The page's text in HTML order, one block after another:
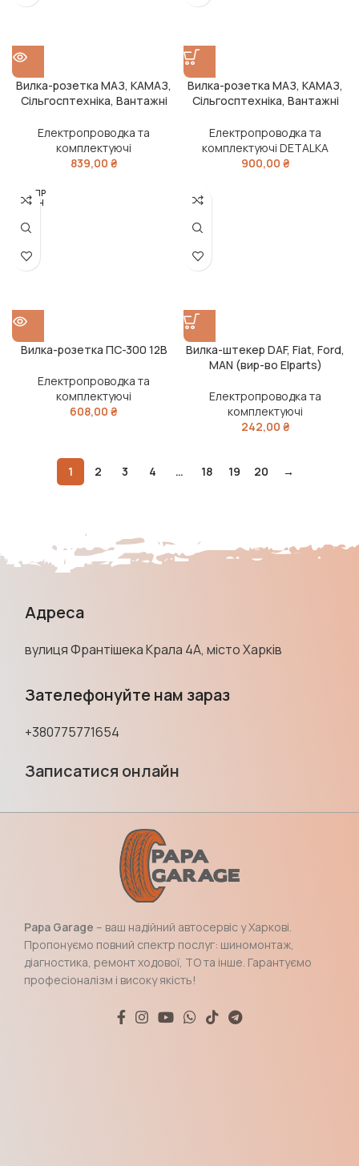
Вилка-розетка МАЗ, КАМАЗ,
Сільгосптехніка, Вантажні
(DETALKA)
Електропроводка та
комплектуючі
839,00 ₴
Вилка-розетка МАЗ, КАМАЗ,
Сільгосптехніка, Вантажні
(DETALKA)
Електропроводка та
комплектуючі DETALKA
900,00 ₴
РОЗПР
ОДАН
Вилка-розетка ПС-300 12В
Електропроводка та
комплектуючі
608,00 ₴
Вилка-штекер DAF, Fiat, Ford,
MAN (вир-во Elparts)
Електропроводка та
комплектуючі
242,00 ₴
1 2 3 4 … 18 19 20 →
Адреса
вулиця Франтішека Крала 4А, місто Харків
Зателефонуйте нам зараз
+380775771654
Записатися онлайн
Papa Garage – ваш надійний автосервіс у Харкові.
Пропонуємо повний спектр послуг: шиномонтаж,
діагностика, ремонт ходової, ТО та інше. Гарантуємо
професіоналізм і високу якість!